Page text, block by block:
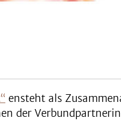
ensteht als
der